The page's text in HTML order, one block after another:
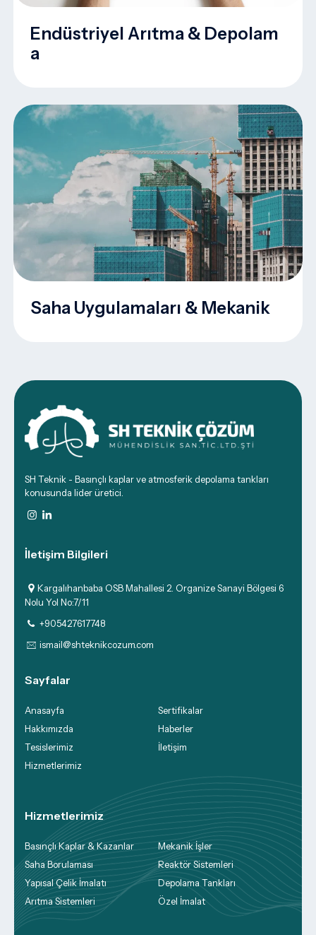
Endüstriyel Arıtma & Depolam
A
Saha Uygulamaları & Mekanik
SH Teknik - Basınçlı kaplar ve atmosferik depolama tankları
konusunda lider üretici.
İletişim Bilgileri
Kargalıhanbaba OSB Mahallesi 2. Organize Sanayi Bölgesi 6
Nolu Yol No:7/11
+905427617748
ismail@shteknikcozum.com
Sayfalar
Anasayfa
Hakkımızda
Tesislerimiz
Hizmetlerimiz
Sertifikalar
Haberler
İletişim
Hizmetlerimiz
Basınçlı Kaplar & Kazanlar
Saha Borulaması
Yapısal Çelik İmalatı
Arıtma Sistemleri
Mekanik İşler
Reaktör Sistemleri
Depolama Tankları
Özel İmalat